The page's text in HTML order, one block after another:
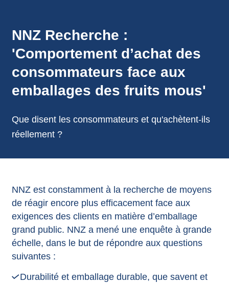
NNZ Recherche :
'Comportement d’achat des
consommateurs face aux
emballages des fruits mous'
Que disent les consommateurs et qu'achètent-ils
réellement ?
NNZ est constamment à la recherche de moyens
de réagir encore plus efficacement face aux
exigences des clients en matière d’emballage
grand public. NNZ a mené une enquête à grande
échelle, dans le but de répondre aux questions
suivantes :
Durabilité et emballage durable, que savent et